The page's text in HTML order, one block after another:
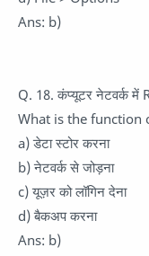
Ans: b)
Q. 18. कंप्यूटर नेटवर्क में
What is the function
a) डेटा स्टोर करना
b) नेटवर्क से जोड़ना
c) यूज़र को लॉगिन देना
d) बैकअप करना
Ans: b)